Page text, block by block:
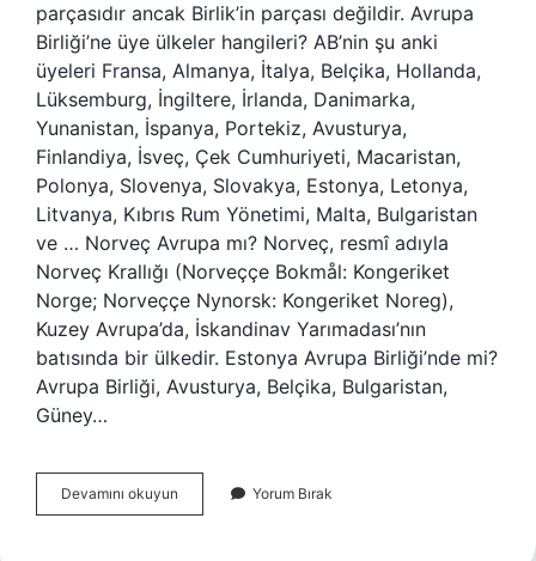
parçasıdır ancak Birlik’in parçası değildir. Avrupa
Birliği’ne üye ülkeler hangileri? AB’nin şu anki
üyeleri Fransa, Almanya, İtalya, Belçika, Hollanda,
Lüksemburg, İngiltere, İrlanda, Danimarka,
Yunanistan, İspanya, Portekiz, Avusturya,
Finlandiya, İsveç, Çek Cumhuriyeti, Macaristan,
Polonya, Slovenya, Slovakya, Estonya, Letonya,
Litvanya, Kıbrıs Rum Yönetimi, Malta, Bulgaristan
ve … Norveç Avrupa mı? Norveç, resmî adıyla
Norveç Krallığı (Norveççe Bokmål: Kongeriket
Norge; Norveççe Nynorsk: Kongeriket Noreg),
Kuzey Avrupa’da, İskandinav Yarımadası’nın
batısında bir ülkedir. Estonya Avrupa Birliği’nde mi?
Avrupa Birliği, Avusturya, Belçika, Bulgaristan,
Güney…
Devamını okuyun
Avrupa
Yorum Bırak